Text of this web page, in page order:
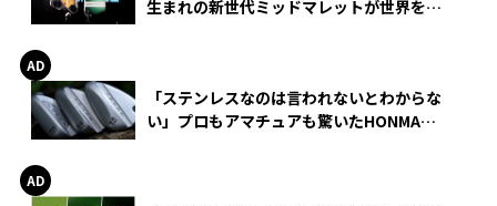
生まれの新世代ミッドマレットが世界を席
「ステンレスなのは言われないとわからな
い」プロもアマチュアも驚いたHONMA